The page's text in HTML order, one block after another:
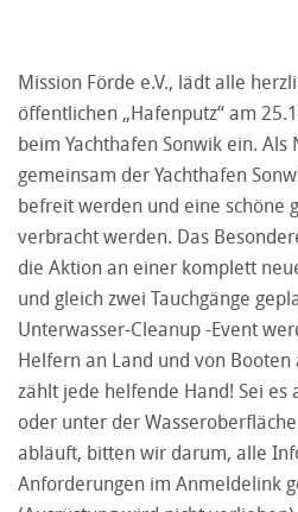
Mission Förde e.V., lädt alle
öffentlichen „Hafenputz“ am
beim Yachthafen Sonwik ein.
gemeinsam der Yachthafen
befreit werden und eine schöne
verbracht werden. Das
die Aktion an einer komplett
und gleich zwei Tauchgänge
Unterwasser-Cleanup -Event
Helfern an Land und von
zählt jede helfende Hand! Sei es
oder unter der
abläuft, bitten wir darum, alle
Anforderungen im Anmeldelink